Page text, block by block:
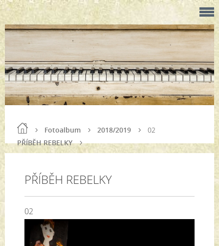
Fotoalbum
2018/2019
PŘÍBĚH REBELKY
02
PŘÍBĚH REBELKY
02